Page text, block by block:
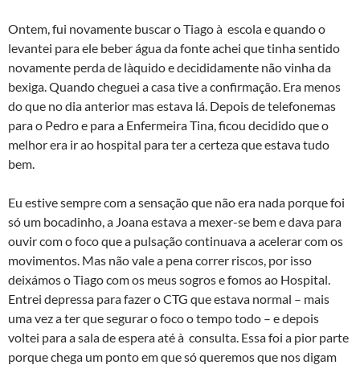
Ontem, fui novamente buscar o Tiago à escola e quando o
levantei para ele beber água da fonte achei que tinha sentido
novamente perda de là­quido e decididamente não vinha da
bexiga. Quando cheguei a casa tive a confirmação. Era menos
do que no dia anterior mas estava lá. Depois de telefonemas
para o Pedro e para a Enfermeira Tina, ficou decidido que o
melhor era ir ao hospital para ter a certeza que estava tudo
bem.
Eu estive sempre com a sensação que não era nada porque foi
só um bocadinho, a Joana estava a mexer-se bem e dava para
ouvir com o foco que a pulsação continuava a acelerar com os
movimentos. Mas não vale a pena correr riscos, por isso
deixámos o Tiago com os meus sogros e fomos ao Hospital.
Entrei depressa para fazer o CTG que estava normal – mais
uma vez a ter que segurar o foco o tempo todo – e depois
voltei para a sala de espera até à consulta. Essa foi a pior parte
porque chega um ponto em que só queremos que nos digam